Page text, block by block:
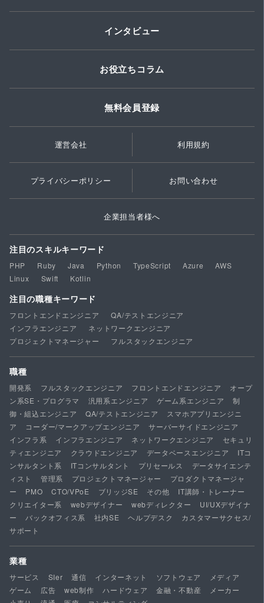
インタビュー
お役立ちコラム
無料会員登録
運営会社 利用規約
プライバシーポリシー お問い合わせ
企業担当者様へ
注目のスキルキーワード
PHP Ruby Java Python TypeScript Azure
AWS
Linux
Swift Kotlin
注目の職種キーワード
フロントエンドエンジニア
QA/テストエンジニア
インフラエンジニア
ネットワークエンジニア
プロジェクトマネージャー
フルスタックエンジニア
職種
開発系 フルスタックエンジニア フロントエンドエンジニア
オープ
ン系SE・プログラマ
汎用系エンジニア ゲーム系エンジニア
制
御・組込エンジニア
QA/テストエンジニア
スマホアプリエンジニ
ア
コーダー/マークアップエンジニア
サーバーサイドエンジニア
インフラ系
インフラエンジニア ネットワークエンジニア
セキュリ
ティエンジニア
クラウドエンジニア データベースエンジニア
ITコ
ンサルタント系
ITコンサルタント プリセールス
データサイエンテ
ィスト
管理系 プロジェクトマネージャー
プロダクトマネージャ
ー
PMO CTO/VPoE ブリッジSE その他
IT講師・トレーナー
クリエイター系
webデザイナー webディレクター
UI/UXデザイナ
ー
バックオフィス系 社内SE ヘルプデスク
カスタマーサクセス/
サポート
業種
サービス SIer 通信 インターネット ソフトウェア
メディア
ゲーム
広告 web制作 ハードウェア 金融・不動産
メーカー